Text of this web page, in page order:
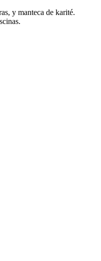
y manteca de karité.